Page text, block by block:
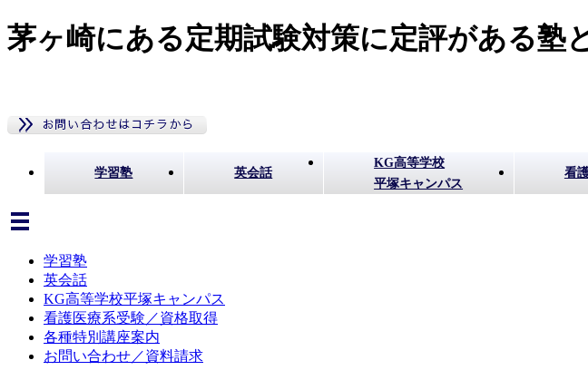
茅ヶ崎にある定期試験対策に定評がある塾
学習塾 英会話
KG高等学校
平塚キャンパス
看
学習塾
英会話
KG高等学校平塚キャンパス
看護医療系受験／資格取得
各種特別講座案内
お問い合わせ／資料請求